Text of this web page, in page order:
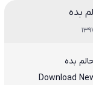
بده
بده
Download